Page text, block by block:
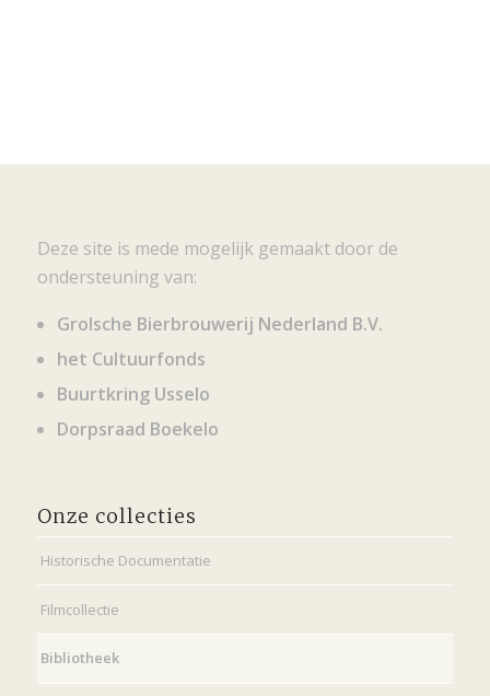
Deze site is mede mogelijk gemaakt door de
ondersteuning van:
Grolsche Bierbrouwerij Nederland B.V.
het Cultuurfonds
Buurtkring Usselo
Dorpsraad Boekelo
Onze collecties
Historische Documentatie
Filmcollectie
Bibliotheek